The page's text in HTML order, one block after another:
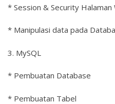
* Session & Security Halaman
* Manipulasi data pada
3. MySQL
* Pembuatan Database
* Pembuatan Tabel